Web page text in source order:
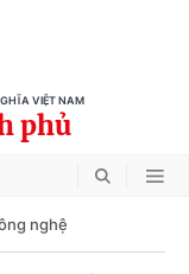
VIỆT NAM
phủ
nghệ